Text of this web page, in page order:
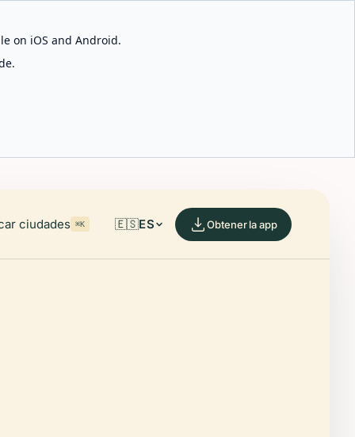
on iOS and Android.
ciudades ⌘K 🇪🇸ES Obtener la app